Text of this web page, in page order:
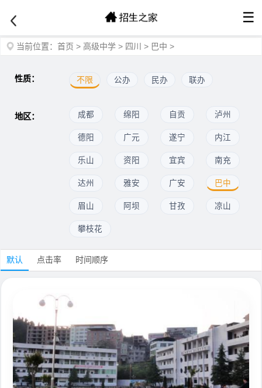
☰
当前位置： 首页 > 高级中学 > 四川 > 巴中 >
性质： 不限 公办 民办 联办
地区： 成都 绵阳 自贡 泸州
德阳 广元 遂宁 内江
乐山 资阳 宜宾 南充
达州 雅安 广安 巴中
眉山 阿坝 甘孜 凉山
攀枝花
默认 点击率 时间顺序